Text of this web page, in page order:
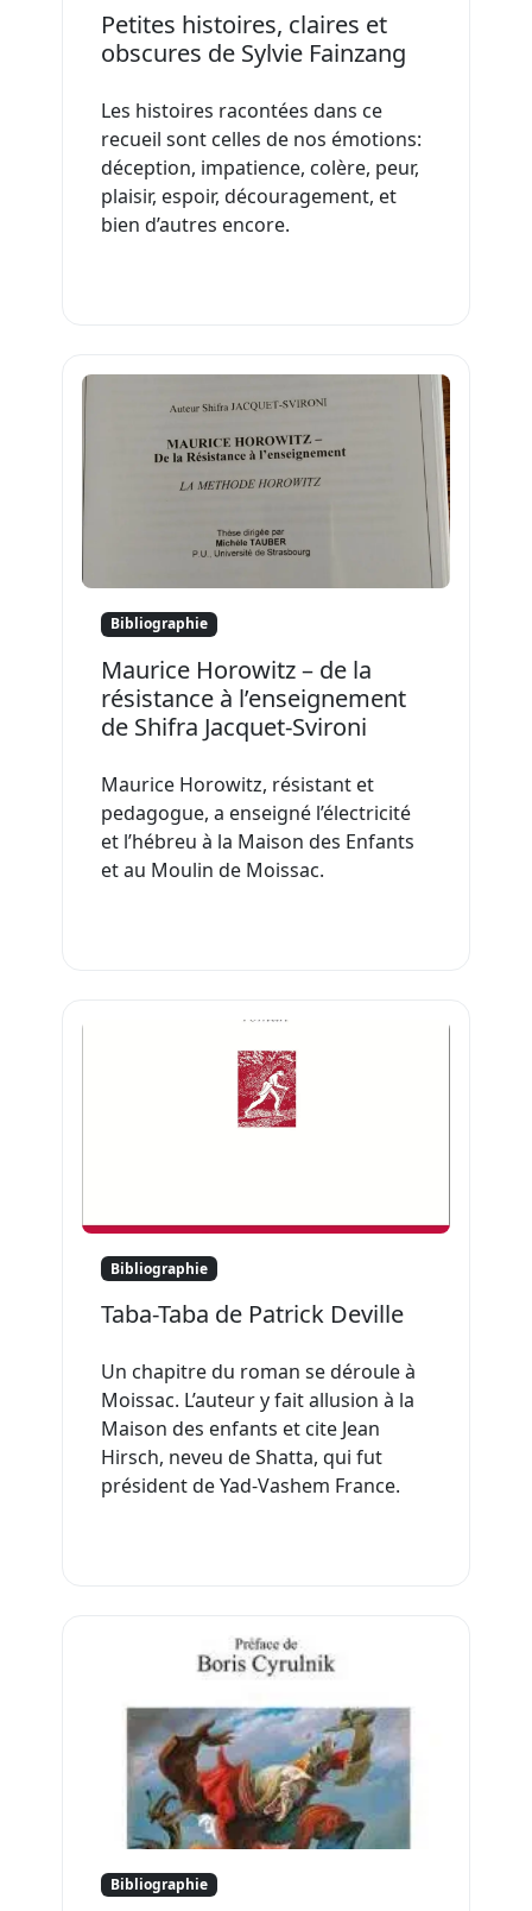
Petites histoires, claires et
obscures de Sylvie Fainzang
Les histoires racontées dans ce
recueil sont celles de nos émotions:
déception, impatience, colère, peur,
plaisir, espoir, découragement, et
bien d’autres encore.
Bibliographie
Maurice Horowitz – de la
résistance à l’enseignement
de Shifra Jacquet-Svironi
Maurice Horowitz, résistant et
pedagogue, a enseigné l’électricité
et l’hébreu à la Maison des Enfants
et au Moulin de Moissac.
Bibliographie
Taba-Taba de Patrick Deville
Un chapitre du roman se déroule à
Moissac. L’auteur y fait allusion à la
Maison des enfants et cite Jean
Hirsch, neveu de Shatta, qui fut
président de Yad-Vashem France.
Bibliographie